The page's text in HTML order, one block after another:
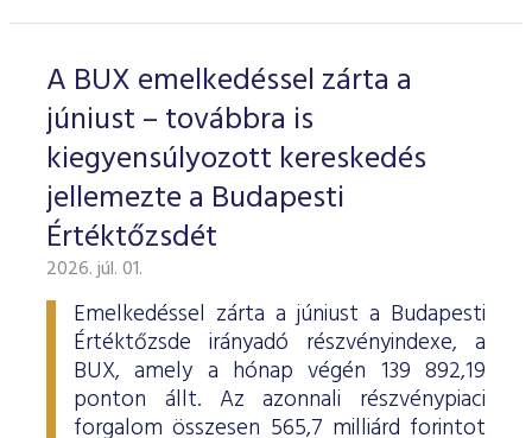
A BUX emelkedéssel zárta a
júniust – továbbra is
kiegyensúlyozott kereskedés
jellemezte a Budapesti
Értéktőzsdét
2026. júl. 01.
Emelkedéssel zárta a júniust a Budapesti
Értéktőzsde irányadó részvényindexe, a
BUX, amely a hónap végén 139 892,19
ponton állt. Az azonnali részvénypiaci
forgalom összesen 565,7 milliárd forintot